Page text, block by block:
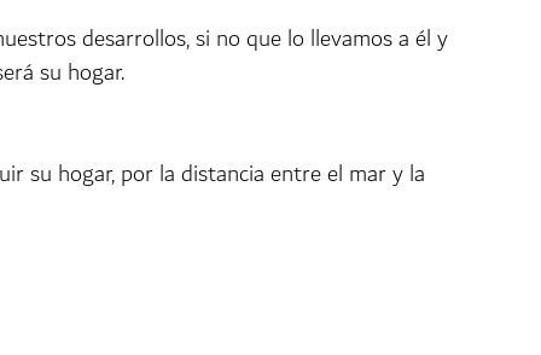
desarrollos, si no que lo llevamos a él y
su hogar.
su hogar, por la distancia entre el mar y la